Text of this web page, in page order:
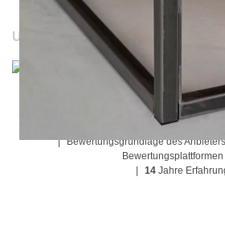
UNSERE WEBSEITEN
Durchschnittliche Bewertung von NOTORIA
1.205Bewertungen
| Bewertungsgrundlage des
Bewertungsplattformen
14 Jahre